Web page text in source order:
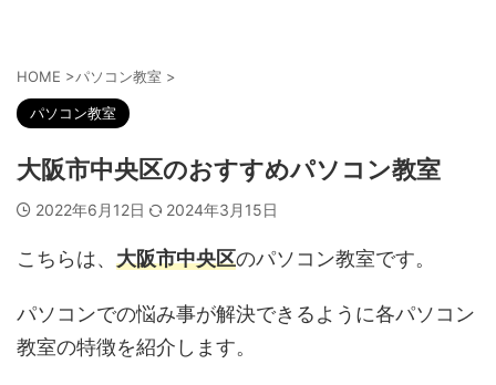
HOME >パソコン教室 >
パソコン教室
大阪市中央区のおすすめパソコン教室
2022年6月12日 2024年3月15日
こちらは、 大阪市中央区のパソコン教室です。
パソコンでの悩み事が解決できるように各パソコン
教室の特徴を紹介します。